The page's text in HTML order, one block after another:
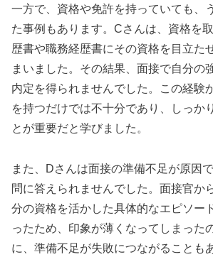
一方で、資格や免許を持っていても、
た事例もあります。Cさんは、資格を
歴書や職務経歴書にその資格を目立た
まいました。その結果、面接で自分の
内定を得られませんでした。この経験
を持つだけでは不十分であり、しっか
とが重要だと学びました。
また、Dさんは面接の準備不足が原因
問に答えられませんでした。面接官か
分の資格を活かした具体的なエピソー
ったため、印象が薄くなってしまった
に、準備不足が失敗につながることも